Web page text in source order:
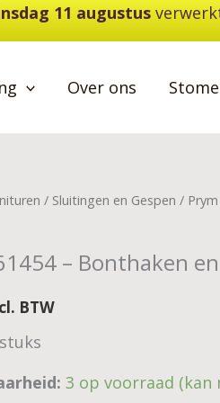
11 augustus
Over ons
/ Sluitingen en Gespen /
– Bonthaken
BTW
3 op voorraad (kan